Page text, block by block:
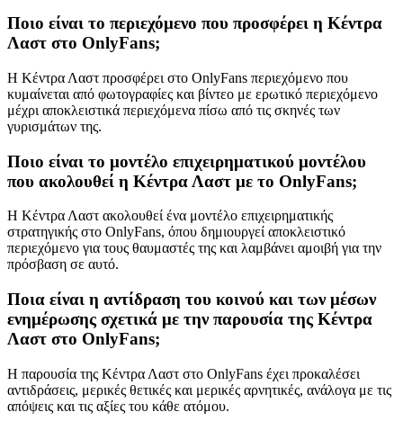
Ποιο είναι το περιεχόμενο που προσφέρει η Κέντρα
Λαστ στο OnlyFans;
Η Κέντρα Λαστ προσφέρει στο OnlyFans περιεχόμενο που
κυμαίνεται από φωτογραφίες και βίντεο με ερωτικό περιεχόμενο
μέχρι αποκλειστικά περιεχόμενα πίσω από τις σκηνές των
γυρισμάτων της.
Ποιο είναι το μοντέλο επιχειρηματικού μοντέλου
που ακολουθεί η Κέντρα Λαστ με το OnlyFans;
Η Κέντρα Λαστ ακολουθεί ένα μοντέλο επιχειρηματικής
στρατηγικής στο OnlyFans, όπου δημιουργεί αποκλειστικό
περιεχόμενο για τους θαυμαστές της και λαμβάνει αμοιβή για την
πρόσβαση σε αυτό.
Ποια είναι η αντίδραση του κοινού και των μέσων
ενημέρωσης σχετικά με την παρουσία της Κέντρα
Λαστ στο OnlyFans;
Η παρουσία της Κέντρα Λαστ στο OnlyFans έχει προκαλέσει
αντιδράσεις, μερικές θετικές και μερικές αρνητικές, ανάλογα με τις
απόψεις και τις αξίες του κάθε ατόμου.